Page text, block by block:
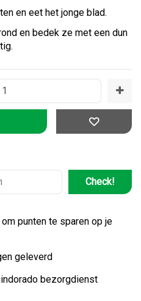
en eet het jonge blad.
en bedek ze met een dun
Check!
punten te sparen op je
geleverd
bezorgdienst